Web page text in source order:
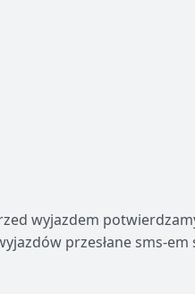
wyjazdem
przesłane sms-em